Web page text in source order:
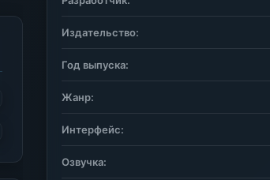
Издательство:
Год выпуска:
Жанр:
Интерфейс:
Озвучка: